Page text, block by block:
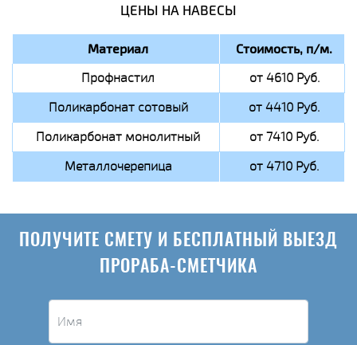
ЦЕНЫ НА НАВЕСЫ
Материал Стоимость, п/м.
Профнастил
от 4610 Руб.
Поликарбонат сотовый
от 4410 Руб.
Поликарбонат монолитный
от 7410 Руб.
Металлочерепица
от 4710 Руб.
ПОЛУЧИТЕ СМЕТУ И БЕСПЛАТНЫЙ ВЫЕЗД
ПРОРАБА-СМЕТЧИКА